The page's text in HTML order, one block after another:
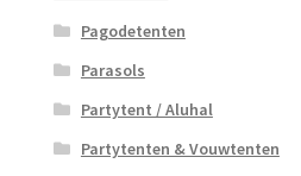
Pagodetenten
Parasols
Partytent / Aluhal
Partytenten & Vouwtenten